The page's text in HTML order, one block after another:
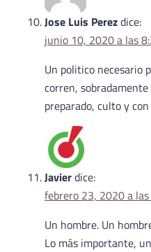
Jose Luis Perezdice:
junio 10, 2020 a las
Un politico necesario
corren, sobradamente
preparado, culto y
Javierdice:
febrero 23, 2020 a
Un hombre. Un
Lo más importante,